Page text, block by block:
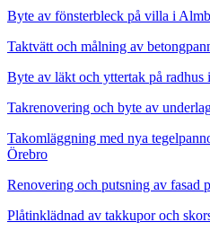
Byte av fönsterbleck på villa i
Taktvätt och målning av
Byte av läkt och yttertak på radhus
Takrenovering och byte av
Takomläggning med nya
Örebro
Renovering och putsning av fasad
Plåtinklädnad av takkupor och